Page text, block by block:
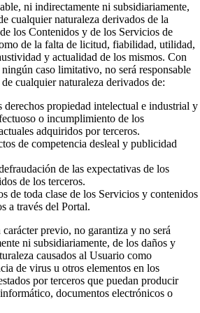
ni indirectamente ni subsidiariamente,
cualquier naturaleza derivados de la
los Contenidos y de los Servicios de
de la falta de licitud, fiabilidad, utilidad,
y actualidad de los mismos. Con
caso limitativo, no será responsable
cualquier naturaleza derivados de:
propiedad intelectual e industrial y
o incumplimiento de los
adquiridos por terceros.
de competencia desleal y publicidad
de las expectativas de los
de los terceros.
de toda clase de los Servicios y contenidos
a través del Portal.
previo, no garantiza y no será
ni subsidiariamente, de los daños y
causados al Usuario como
de virus u otros elementos en los
por terceros que puedan producir
documentos electrónicos o